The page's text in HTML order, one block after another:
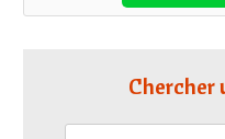
Chercher